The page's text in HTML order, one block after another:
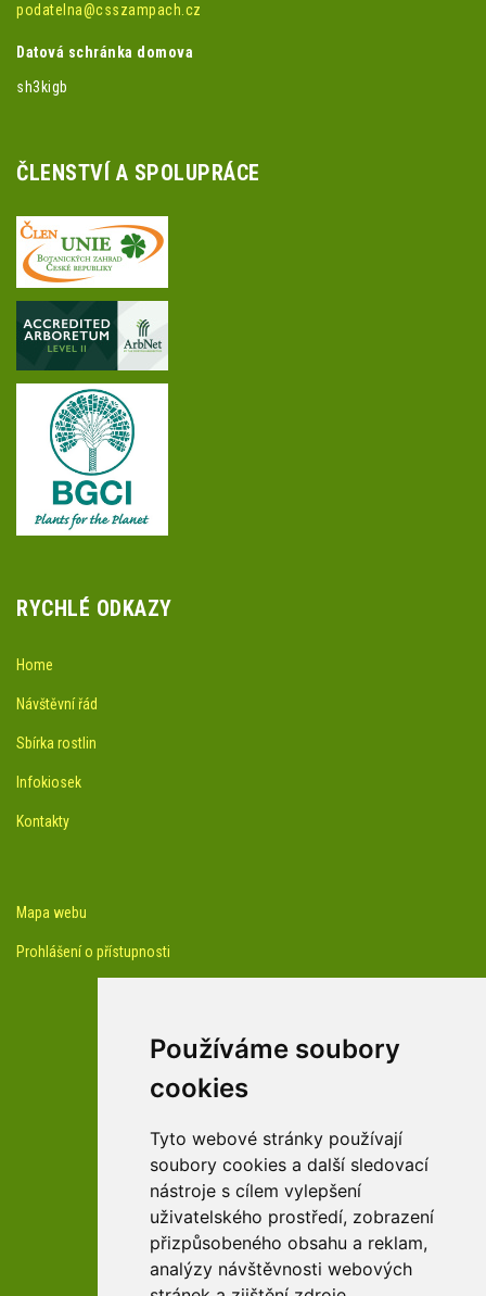
Používáme soubory
cookies
Tyto webové stránky používají
soubory cookies a další sledovací
nástroje s cílem vylepšení
uživatelského prostředí, zobrazení
přizpůsobeného obsahu a reklam,
analýzy návštěvnosti webových
podatelna@csszampach.cz
Datová schránka domova
sh3kigb
ČLENSTVÍ A SPOLUPRÁCE
RYCHLÉ ODKAZY
Home
Návštěvní řád
Sbírka rostlin
Infokiosek
Kontakty
Mapa webu
Prohlášení o přístupnosti
Youtube kanál arboreta